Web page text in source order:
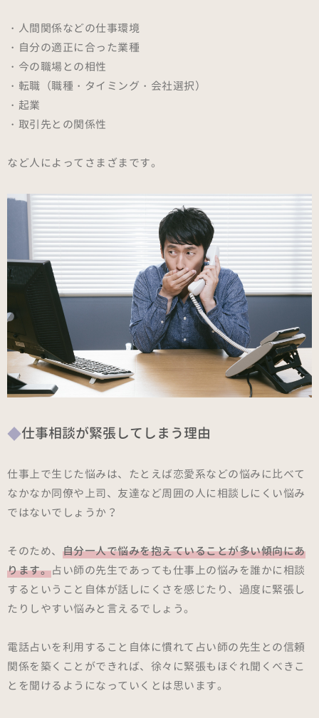
・人間関係などの仕事環境
・自分の適正に合った業種
・今の職場との相性
・転職（職種・タイミング・会社選択）
・起業
・取引先との関係性
など人によってさまざまです。
仕事相談が緊張してしまう理由
仕事上で生じた悩みは、たとえば恋愛系などの悩みに比べて
なかなか同僚や上司、友達など周囲の人に相談しにくい悩み
ではないでしょうか？
そのため、 自分一人で悩みを抱えていることが多い傾向にあ
ります。占い師の先生であっても仕事上の悩みを誰かに相談
するということ自体が話しにくさを感じたり、過度に緊張し
たりしやすい悩みと言えるでしょう。
電話占いを利用すること自体に慣れて占い師の先生との信頼
関係を築くことができれば、徐々に緊張もほぐれ聞くべきこ
とを聞けるようになっていくとは思います。